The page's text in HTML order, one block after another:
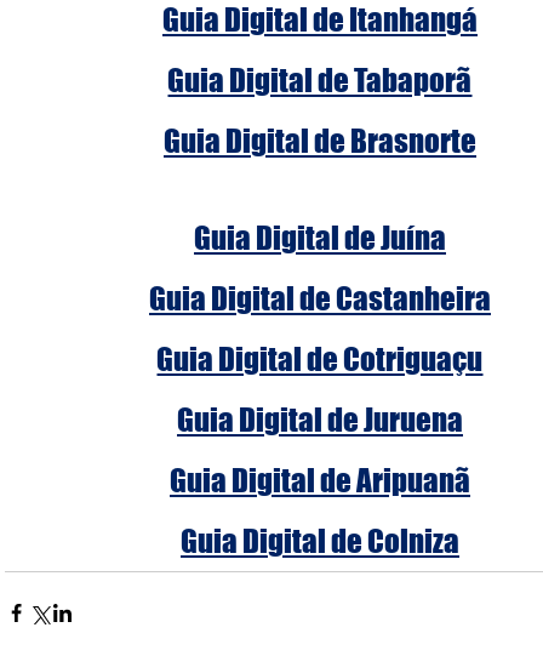
Guia Digital de Itanhangá
Guia Digital de Tabaporã
Guia Digital de Brasnorte
Guia Digital de Juína
Guia Digital de Castanheira
Guia Digital de Cotriguaçu
Guia Digital de Juruena
Guia Digital de Aripuanã
Guia Digital de Colniza